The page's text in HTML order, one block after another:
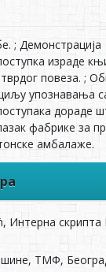
; Демонстрација
израде
повеза. ;
упознавања
дораде
фабрике за
амбалаже.
Интерна скрипта
ТMФ,